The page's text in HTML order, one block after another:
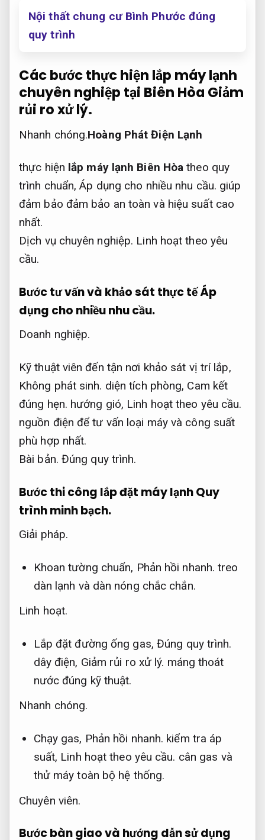
Nội thất chung cư Bình Phước đúng
quy trình
Các bước thực hiện lắp máy lạnh
chuyên nghiệp tại Biên Hòa Giảm
rủi ro xử lý.
Nhanh chóng.Hoàng Phát Điện Lạnh
thực hiện lắp máy lạnh Biên Hòa theo quy
trình chuẩn,Áp dụng cho nhiều nhu cầu. giúp
đảm bảo đảm bảo an toàn và hiệu suất cao
nhất.
Dịch vụ chuyên nghiệp. Linh hoạt theo yêu
cầu.
Bước tư vấn và khảo sát thực tếÁp
dụng cho nhiều nhu cầu.
Doanh nghiệp.
Kỹ thuật viên đến tận nơi khảo sát vị trí lắp,
Không phát sinh. diện tích phòng, Cam kết
đúng hẹn. hướng gió, Linh hoạt theo yêu cầu.
nguồn điện để tư vấn loại máy và công suất
phù hợp nhất.
Bài bản. Đúng quy trình.
Bước thi công lắp đặt máy lạnhQuy
trình minh bạch.
Giải pháp.
Khoan tường chuẩn, Phản hồi nhanh. treo
dàn lạnh và dàn nóng chắc chắn.
Linh hoạt.
Lắp đặt đường ống gas, Đúng quy trình.
dây điện, Giảm rủi ro xử lý. máng thoát
nước đúng kỹ thuật.
Nhanh chóng.
Chạy gas, Phản hồi nhanh. kiểm tra áp
suất, Linh hoạt theo yêu cầu. cân gas và
thử máy toàn bộ hệ thống.
Chuyên viên.
Bước bàn giao và hướng dẫn sử dụng